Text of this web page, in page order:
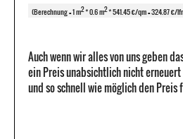
(Berechnung = 1 m2* 0.6 m2* 541.45 €/qm = 324.87 €/
Auch wenn wir alles von uns geben
ein Preis unabsichtlich nicht
und so schnell wie möglich den Preis